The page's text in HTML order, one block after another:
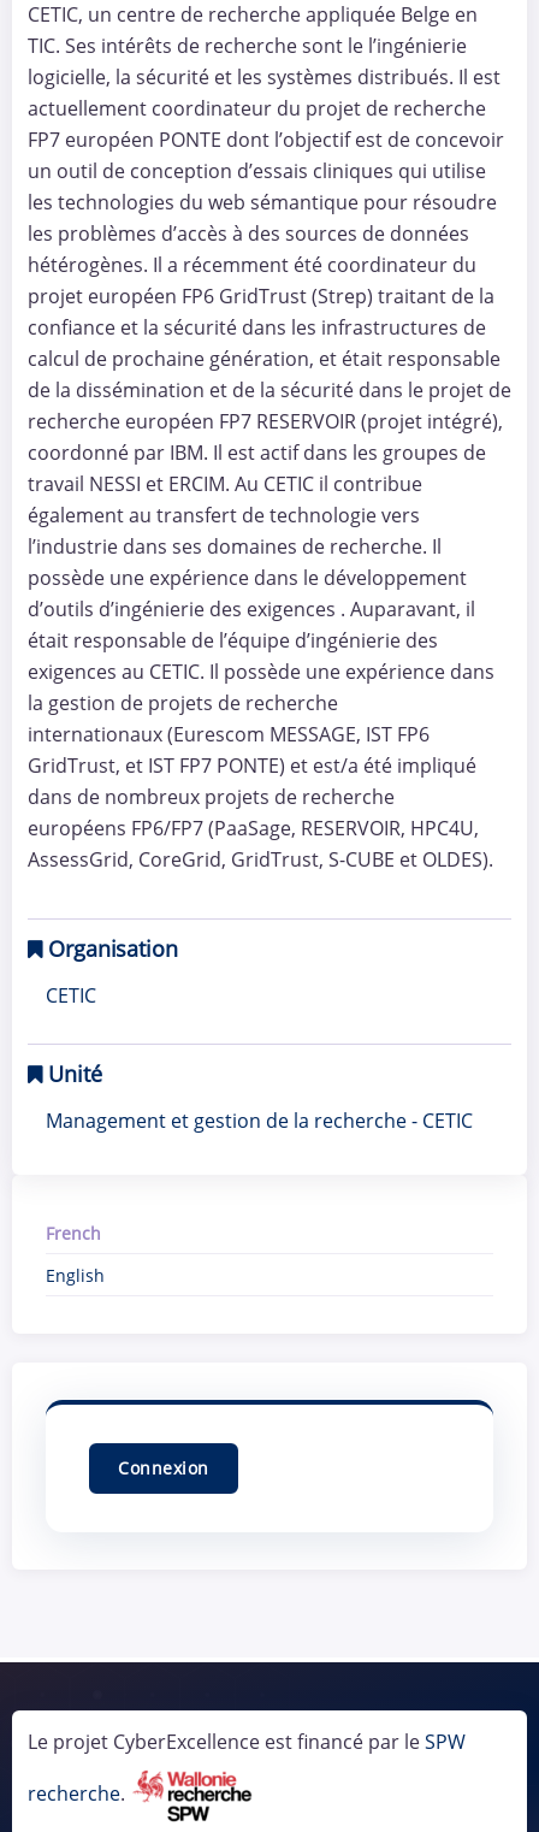
CETIC, un centre de recherche appliquée Belge en
TIC. Ses intérêts de recherche sont le l’ingénierie
logicielle, la sécurité et les systèmes distribués. Il est
actuellement coordinateur du projet de recherche
FP7 européen PONTE dont l’objectif est de concevoir
un outil de conception d’essais cliniques qui utilise
les technologies du web sémantique pour résoudre
les problèmes d’accès à des sources de données
hétérogènes. Il a récemment été coordinateur du
projet européen FP6 GridTrust (Strep) traitant de la
confiance et la sécurité dans les infrastructures de
calcul de prochaine génération, et était responsable
de la dissémination et de la sécurité dans le projet de
recherche européen FP7 RESERVOIR (projet intégré),
coordonné par IBM. Il est actif dans les groupes de
travail NESSI et ERCIM. Au CETIC il contribue
également au transfert de technologie vers
l’industrie dans ses domaines de recherche. Il
possède une expérience dans le développement
d’outils d’ingénierie des exigences . Auparavant, il
était responsable de l’équipe d’ingénierie des
exigences au CETIC. Il possède une expérience dans
la gestion de projets de recherche
internationaux (Eurescom MESSAGE, IST FP6
GridTrust, et IST FP7 PONTE) et est/a été impliqué
dans de nombreux projets de recherche
européens FP6/FP7 (PaaSage, RESERVOIR, HPC4U,
AssessGrid, CoreGrid, GridTrust, S-CUBE et OLDES).
Organisation
CETIC
Unité
Management et gestion de la recherche - CETIC
French
English
Le projet CyberExcellence est financé par leSPW
recherche.